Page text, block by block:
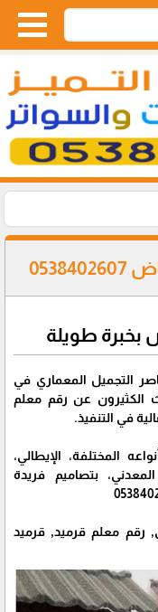
بخبرة طويلة
التجميل المعماري في
الكثيرون عن رقم معلم
في التنفيذ.
المختلفة، الإيطالي،
المعدني، بتصاميم فريدة
رقم معلم قرميد, قرميد